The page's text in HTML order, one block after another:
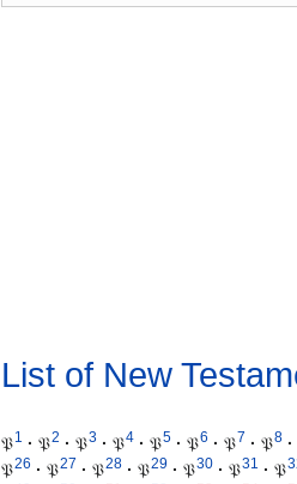
List of New
𝔓1 · 𝔓2 · 𝔓3 · 𝔓4 · 𝔓5 · 𝔓6 · 𝔓7 · 𝔓8 ·
𝔓26 · 𝔓27 · 𝔓28 · 𝔓29 · 𝔓30 · 𝔓31 · 𝔓